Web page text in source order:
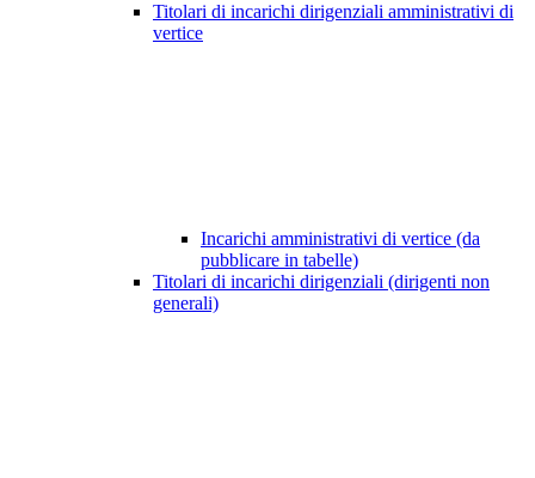
Titolari di incarichi dirigenziali amministrativi di
vertice
Incarichi amministrativi di vertice (da
pubblicare in tabelle)
Titolari di incarichi dirigenziali (dirigenti non
generali)